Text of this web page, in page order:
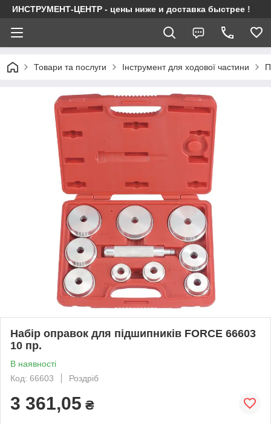
ИНСТРУМЕНТ-ЦЕНТР - цены ниже и доставка быстрее !
Товари та послуги Інструмент для ходової частини
Набір оправок для підшипників FORCE 66603
10 пр.
В наявності
Код: 66603
Роздріб
3 361,05 ₴